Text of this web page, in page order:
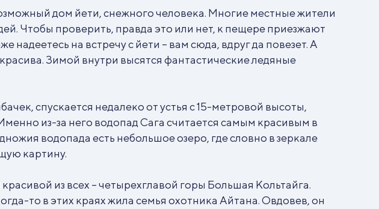
дом йети, снежного человека. Многие местные жители
Чтобы проверить, правда это или нет, к пещере приезжают
надеетесь на встречу с йети – вам сюда, вдруг да повезет. А
Зимой внутри высятся фантастические ледяные
спускается недалеко от устья с 15-метровой высоты,
из-за него водопад Сага считается самым красивым в
водопада есть небольшое озеро, где словно в зеркале
картину.
из всех – четырехглавой горы Большая Кольтайга.
то в этих краях жила семья охотника Айтана. Овдовев, он